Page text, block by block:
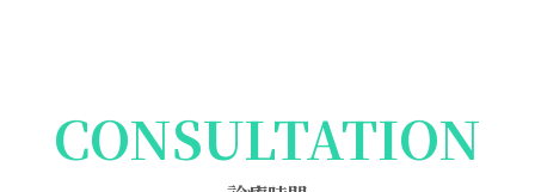
CONSULTATION